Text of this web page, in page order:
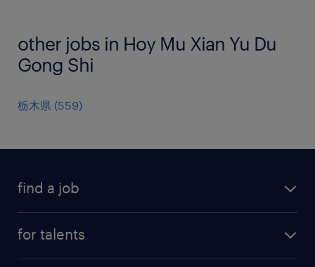
other jobs in Hoy Mu Xian Yu Du
Gong Shi
栃木県 (559)
find a job
for talents